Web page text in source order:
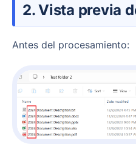
2. Vista previa
Antes del procesamiento: